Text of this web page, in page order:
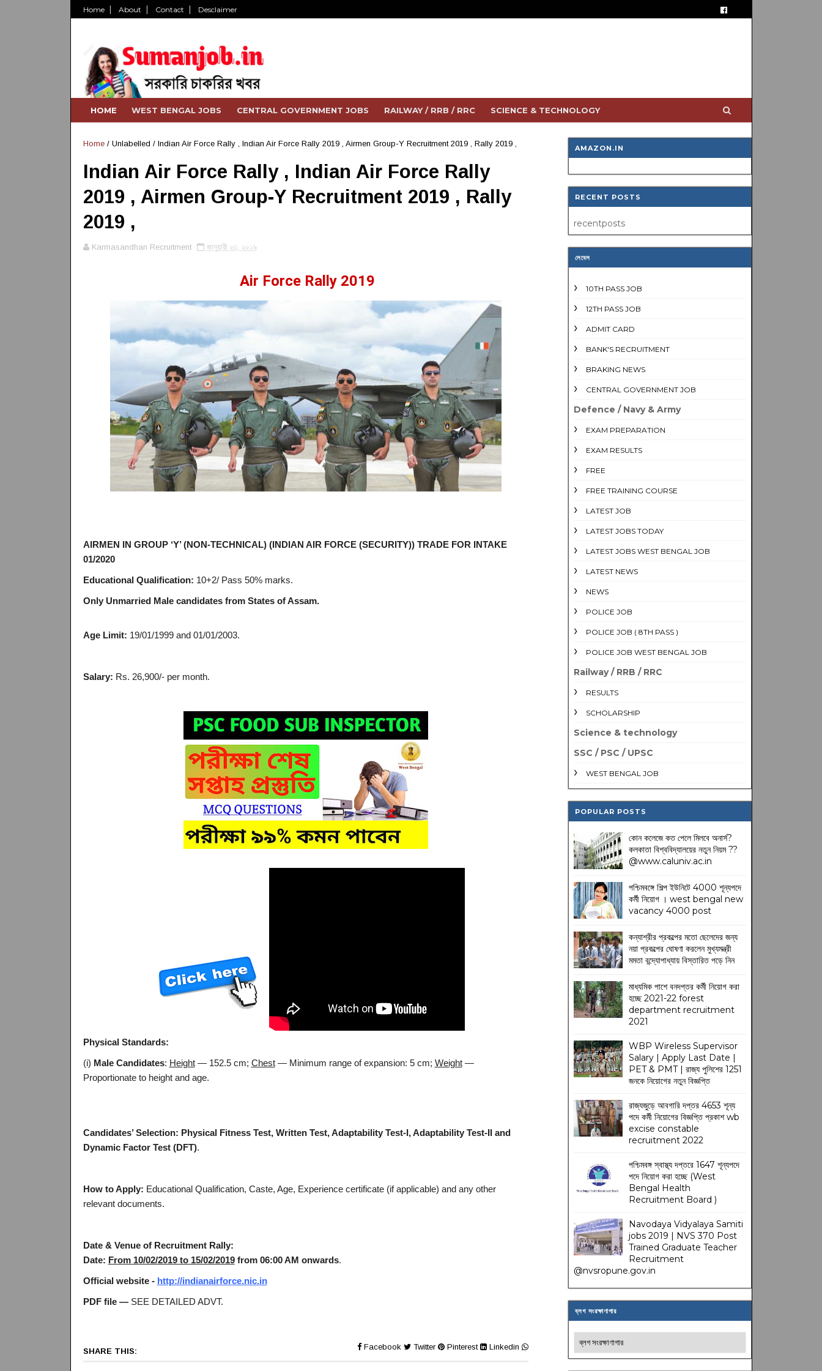
Home About Contact Desclaimer
HOME WEST BENGAL JOBS CENTRAL GOVERNMENT JOBS RAILWAY / RRB / RRC SCIENCE & TECHNOLOGY
Home/ Unlabelled / Indian Air Force Rally , Indian Air Force Rally 2019 , Airmen Group-Y Recruitment 2019 , Rally 2019 ,
Indian Air Force Rally , Indian Air Force Rally
2019 , Airmen Group-Y Recruitment 2019 , Rally
2019 ,
Karmasandhan Recruitment জানুয়ারী ২৩, ২০১৯
Air Force Rally 2019
AIRMEN IN GROUP ‘Y’ (NON-TECHNICAL) (INDIAN AIR FORCE (SECURITY)) TRADE FOR INTAKE
01/2020
Educational Qualification: 10+2/ Pass 50% marks.
Only Unmarried Male candidates from States of Assam.
Age Limit: 19/01/1999 and 01/01/2003.
Salary: Rs. 26,900/- per month.
Physical Standards:
(i) Male Candidates: Height— 152.5 cm; Chest— Minimum range of expansion: 5 cm; Weight—
Proportionate to height and age.
Candidates’ Selection: Physical Fitness Test, Written Test, Adaptability Test-I, Adaptability Test-II and
Dynamic Factor Test (DFT).
How to Apply: Educational Qualification, Caste, Age, Experience certificate (if applicable) and any other
relevant documents.
Date & Venue of Recruitment Rally:
Date: From 10/02/2019 to 15/02/2019from 06:00 AM onwards.
Official website - http://indianairforce.nic.in
PDF file— SEE DETAILED ADVT.
SHARE THIS: Facebook Twitter Pinterest Linkedin
AMAZON.IN
RECENT POSTS
recentposts
লেবেল
10TH PASS JOB
12TH PASS JOB
ADMIT CARD
BANK'S RECRUITMENT
BRAKING NEWS
CENTRAL GOVERNMENT JOB
Defence / Navy & Army
EXAM PREPARATION
EXAM RESULTS
FREE
FREE TRAINING COURSE
LATEST JOB
LATEST JOBS TODAY
LATEST JOBS WEST BENGAL JOB
LATEST NEWS
NEWS
POLICE JOB
POLICE JOB ( 8TH PASS )
POLICE JOB WEST BENGAL JOB
Railway / RRB / RRC
RESULTS
SCHOLARSHIP
Science & technology
SSC / PSC / UPSC
WEST BENGAL JOB
POPULAR POSTS
কোন কলেজে কত পেলে মিলবে অনার্স?
কলকাতা বিশ্ববিদ্যালয়ের নতুন নিয়ম??
@www.caluniv.ac.in
পশ্চিমবঙ্গে শিল্প ইউনিটে 4000 শূন্যপদে
কর্মী নিয়োগ । west bengal new
vacancy 4000 post
কন্যাশ্রীর প্রকল্পের মতো ছেলেদের জন্য
নয়া প্রকল্পের ঘোষণা করলেন মুখ্যমন্ত্রী
মমতা বন্দ্যোপাধ্যায় বিস্তারিত পড়ে নিন
মাধ্যমিক পাশে বনদপ্তর কর্মী নিয়োগ করা
হচ্ছে 2021-22 forest
department recruitment
2021
WBP Wireless Supervisor
Salary | Apply Last Date |
PET & PMT | রাজ্য পুলিশের 1251
জনকে নিয়োগের নতুন বিজ্ঞপ্তি
রাজ্যজুড়ে আবগারি দপ্তর 4653 শূন্য
পদে কর্মী নিয়োগের বিজ্ঞপ্তি প্রকাশ wb
excise constable
recruitment 2022
পশ্চিমবঙ্গ স্বাস্থ্য দপ্তরে 1647 শূন্যপদে
পদে নিয়োগ করা হচ্ছে (West
Bengal Health
Recruitment Board )
Navodaya Vidyalaya Samiti
jobs 2019 | NVS 370 Post
Trained Graduate Teacher
Recruitment
@nvsropune.gov.in
ব্লগ সংরক্ষাণাগার